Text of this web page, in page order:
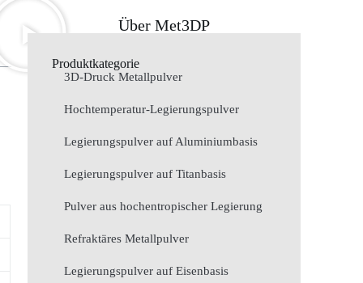
Über Met3DP
Produktkategorie
3D-Druck Metallpulver
Hochtemperatur-Legierungspulver
Legierungspulver auf Aluminiumbasis
Legierungspulver auf Titanbasis
Pulver aus hochentropischer Legierung
Refraktäres Metallpulver
Legierungspulver auf Eisenbasis